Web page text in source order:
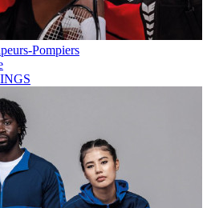
Pompiers